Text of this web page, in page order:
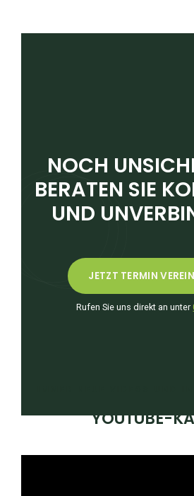
NOCH
BERATEN SIE
UND
JETZT TERMIN
Rufen Sie uns direkt an unter
YOUTUBE-